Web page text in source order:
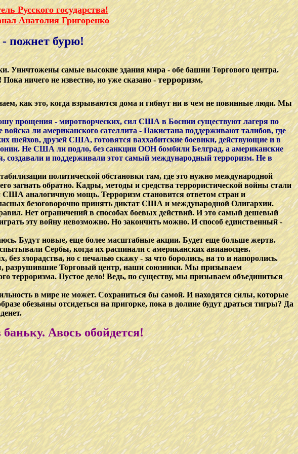
Русского государства!
Анатолия Григоренко
- пожнет бурю!
Уничтожены самые высокие здания мира - обе башни Торгового центра.
ничего не известно, но уже сказано -терроризм,
как это, когда взрываются дома и гибнут ни в чем не повинные люди. Мы
прощения - миротворческих, сил США в Боснии существуют лагеря по
ли американского сателлита - Пакистана поддерживают талибов, где
шейхов, друзей США, готовятся ваххабитские боевики, действующие и в
Не США ли подло, без санкции ООН бомбили Белград, а американские
и поддерживали этот самый международный терроризм. Не в
политической обстановки там, где это нужно международной
загнать обратно. Кадры, методы и средства террористической войны стали
США аналогичную мощь. Терроризм становится ответом стран и
безоговорочно принять диктат США и международной Олигархии.
Нет ограничений в способах боевых действий. И это самый дешевый
эту войну невозможно. Но закончить можно. И способ единственный -
Будут новые, еще более масштабные акции. Будет еще больше жертв.
Сербы, когда их распинали с американских авианосцев.
злорадства, но с печалью скажу - за что боролись, на то и напоролись.
разрушившие Торговый центр, наши союзники. Мы призываем
терроризма. Пустое дело! Ведь, по существу, мы призываем объединиться
в мире не может. Сохраниться бы самой. И находятся силы, которые
обезьяны отсидеться на пригорке, пока в долине будут драться тигры? Да
баньку. Авось обойдется!